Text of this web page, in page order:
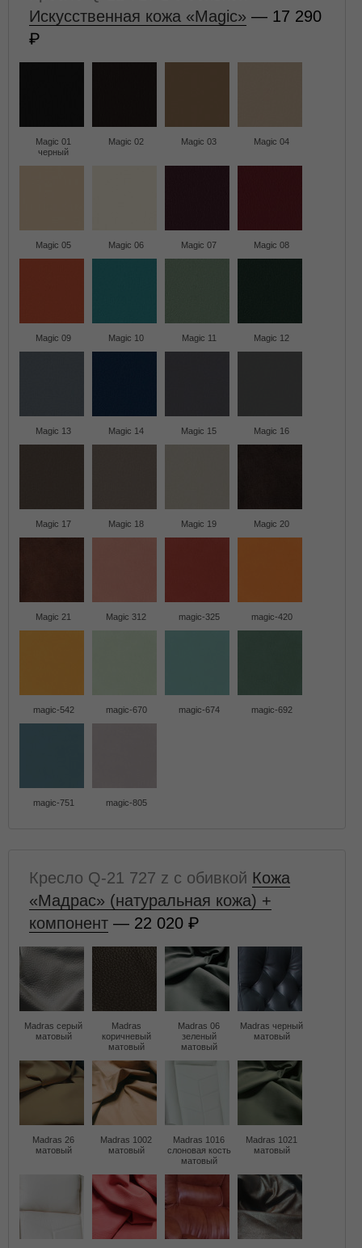
Искусственная кожа «Magic» — 17 290
Magic 01
черный
Magic 02 Magic 03 Magic 04
Magic 05 Magic 06 Magic 07 Magic 08
Magic 09 Magic 10 Magic 11 Magic 12
Magic 13 Magic 14 Magic 15 Magic 16
Magic 17 Magic 18 Magic 19 Magic 20
Magic 21 Magic 312 magic-325 magic-420
magic-542 magic-670 magic-674 magic-692
magic-751 magic-805
Кресло Q-21 727 z с обивкой Кожа
«Мадрас» (натуральная кожа) +
компонент — 22 020
Madras серый
матовый
Madras
коричневый
матовый
Madras 06
зеленый
матовый
Madras черный
матовый
Madras 26
матовый
Madras 1002
матовый
Madras 1016
слоновая кость
матовый
Madras 1021
матовый